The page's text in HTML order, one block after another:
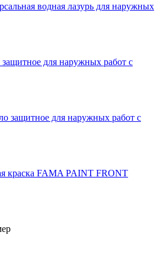
водная лазурь для наружных
для наружных работ с
защитное для наружных работ с
краска FAMA PAINT FRONT